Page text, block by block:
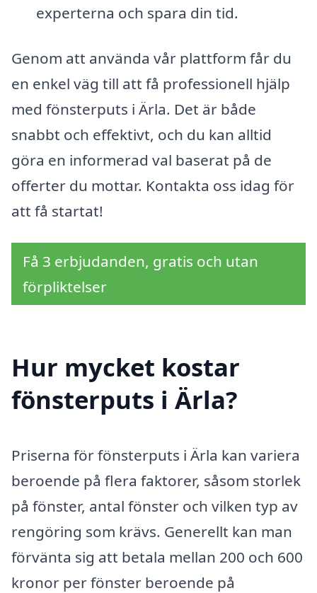
experterna och spara din tid.
Genom att använda vår plattform får du
en enkel väg till att få professionell hjälp
med fönsterputs i Ärla. Det är både
snabbt och effektivt, och du kan alltid
göra en informerad val baserat på de
offerter du mottar. Kontakta oss idag för
att få startat!
Få 3 erbjudanden, gratis och utan
förpliktelser
Hur mycket kostar
fönsterputs i Ärla?
Priserna för fönsterputs i Ärla kan variera
beroende på flera faktorer, såsom storlek
på fönster, antal fönster och vilken typ av
rengöring som krävs. Generellt kan man
förvänta sig att betala mellan 200 och 600
kronor per fönster beroende på